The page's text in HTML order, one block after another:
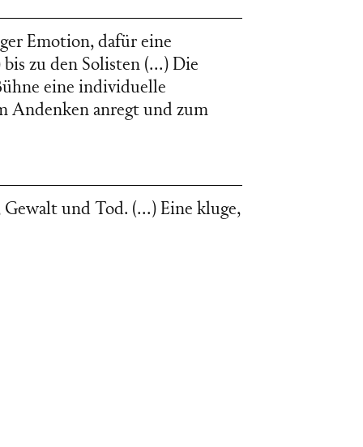
Emotion, dafür eine
bis zu den Solisten (…) Die
eine individuelle
Andenken anregt und zum
und Tod. (…) Eine kluge,